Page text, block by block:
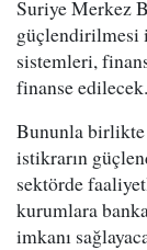
Suriye Merkez
güçlendirilmesi
sistemleri,
finanse edilecek.
Bununla
istikrarın
sektörde
kurumlara
imkanı